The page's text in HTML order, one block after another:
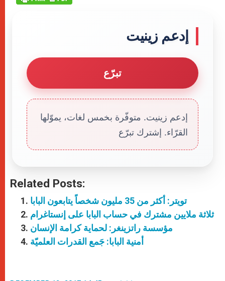
إدعم زينيت
تبرّع
إدعم زينيت. متوفّرة بخمس لغات، يموّلها
القرّاء. إشترك تبرّع
Related Posts:
تويتر: أكثر من 35 مليون شخصاً يتابعون البابا
ثلاثة ملايين مشترك في حساب البابا على إنستاغرام
مؤسسة راتزينغر: لحماية كرامة الإنسان
أمنية البابا: جَمع القدرات العلميّة